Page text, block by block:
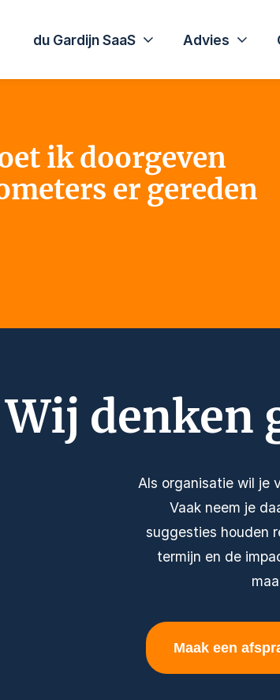
du Gardijn SaaS Advies
ik doorgeven
er gereden
Wij denken
Als organisatie wil je
Vaak neem je
suggesties houden
termijn en de
Maak een